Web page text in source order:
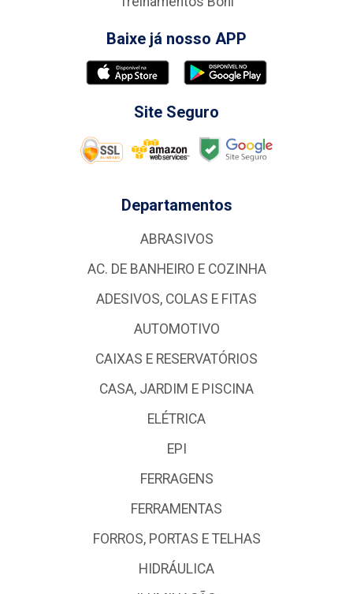
Baixe já nosso APP
Site Seguro
Departamentos
ABRASIVOS
AC. DE BANHEIRO E COZINHA
ADESIVOS, COLAS E FITAS
AUTOMOTIVO
CAIXAS E RESERVATÓRIOS
CASA, JARDIM E PISCINA
ELÉTRICA
EPI
FERRAGENS
FERRAMENTAS
FORROS, PORTAS E TELHAS
HIDRÁULICA